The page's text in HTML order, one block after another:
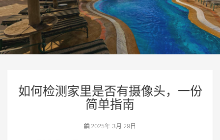
如何检测家里是否有摄像头，一份
简单指南
2025年 3月 29日